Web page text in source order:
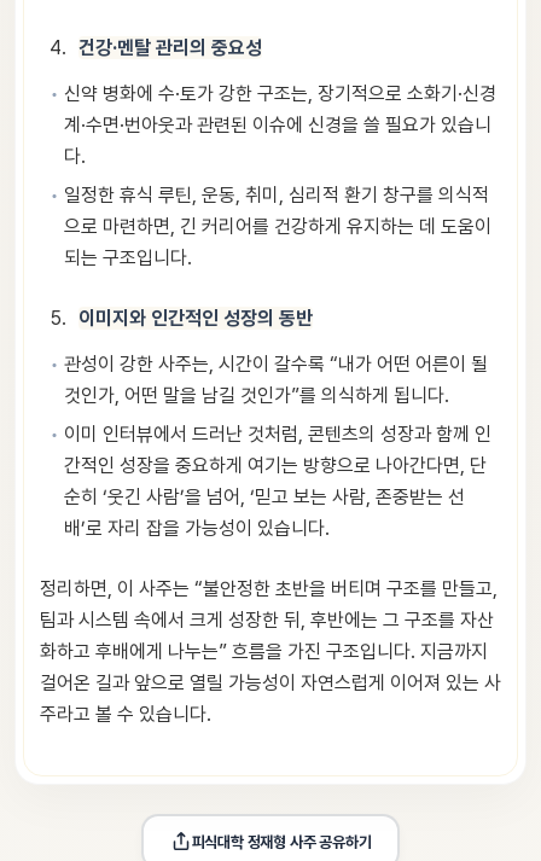
건강·멘탈 관리의 중요성
신약 병화에 수·토가 강한 구조는, 장기적으로 소화기·신경
계·수면·번아웃과 관련된 이슈에 신경을 쓸 필요가 있습니
다.
일정한 휴식 루틴, 운동, 취미, 심리적 환기 창구를 의식적
으로 마련하면, 긴 커리어를 건강하게 유지하는 데 도움이
되는 구조입니다.
이미지와 인간적인 성장의 동반
관성이 강한 사주는, 시간이 갈수록 “내가 어떤 어른이 될
것인가, 어떤 말을 남길 것인가”를 의식하게 됩니다.
이미 인터뷰에서 드러난 것처럼, 콘텐츠의 성장과 함께 인
간적인 성장을 중요하게 여기는 방향으로 나아간다면, 단
순히 ‘웃긴 사람’을 넘어, ‘믿고 보는 사람, 존중받는 선
배’로 자리 잡을 가능성이 있습니다.
정리하면, 이 사주는 “불안정한 초반을 버티며 구조를 만들고,
팀과 시스템 속에서 크게 성장한 뒤, 후반에는 그 구조를 자산
화하고 후배에게 나누는” 흐름을 가진 구조입니다. 지금까지
걸어온 길과 앞으로 열릴 가능성이 자연스럽게 이어져 있는 사
주라고 볼 수 있습니다.
피식대학 정재형 사주 공유하기